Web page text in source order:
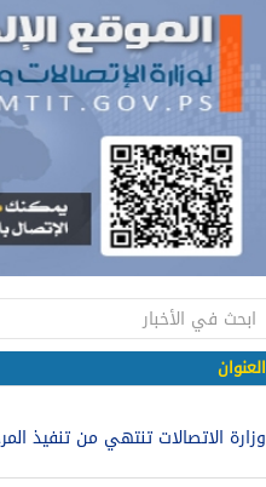
العنوان
وزارة الاتصالات تنتهي من تنفيذ